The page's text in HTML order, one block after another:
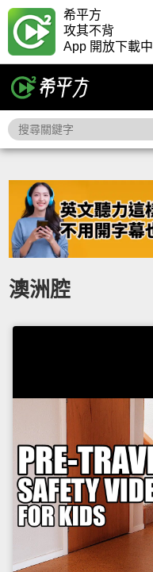
希平方
攻其不背
App 開放下載中
澳洲腔